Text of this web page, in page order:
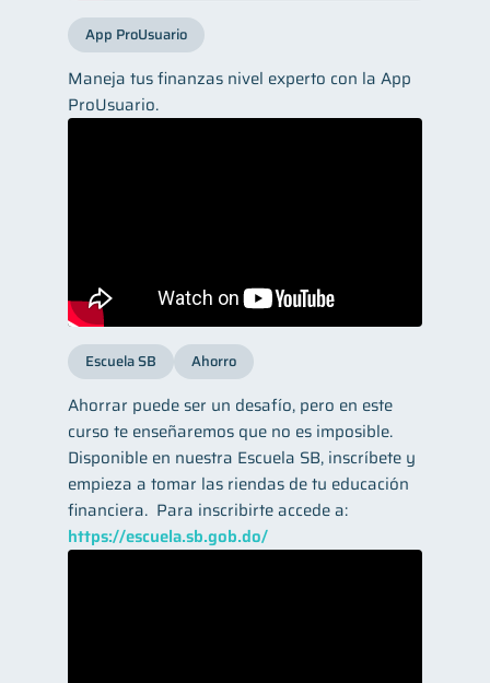
App ProUsuario
Maneja tus finanzas nivel experto con la App
ProUsuario.
Escuela SB Ahorro
Ahorrar puede ser un desafío, pero en este
curso te enseñaremos que no es imposible.
Disponible en nuestra Escuela SB, inscríbete y
empieza a tomar las riendas de tu educación
financiera. ​ Para inscribirte accede a:
https://escuela.sb.gob.do/